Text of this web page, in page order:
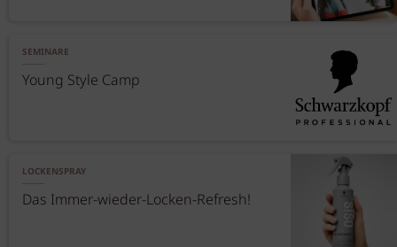
SEMINARE
Young Style Camp
LOCKENSPRAY
Das Immer-wieder-Locken-Refresh!